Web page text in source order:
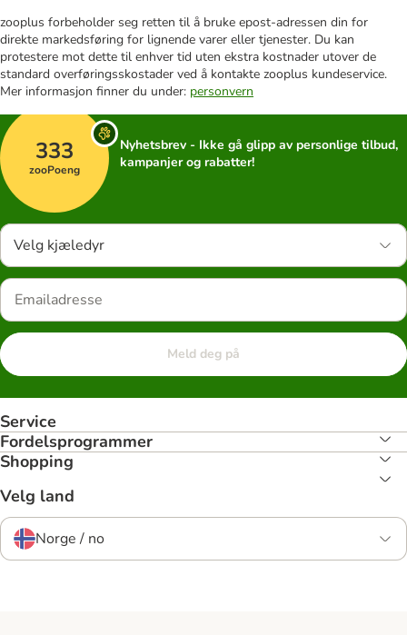
zooplus forbeholder seg retten til å bruke epost-adressen din for
direkte markedsføring for lignende varer eller tjenester. Du kan
protestere mot dette til enhver tid uten ekstra kostnader utover de
standard overføringsskostader ved å kontakte zooplus kundeservice.
Mer informasjon finner du under: personvern
333
zooPoeng
Nyhetsbrev - Ikke gå glipp av personlige tilbud,
kampanjer og rabatter!
Velg kjæledyr
Meld deg på
Service
Fordelsprogrammer
Shopping
Velg land
Norge / no